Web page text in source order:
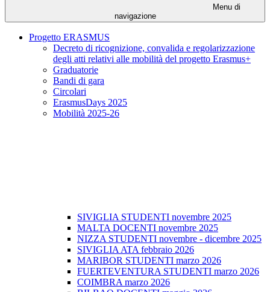
Menu di
navigazione
Progetto ERASMUS
Decreto di ricognizione, convalida e regolarizzazione
degli atti relativi alle mobilità del progetto Erasmus+
Graduatorie
Bandi di gara
Circolari
ErasmusDays 2025
Mobilità 2025-26
SIVIGLIA STUDENTI novembre 2025
MALTA DOCENTI novembre 2025
NIZZA STUDENTI novembre - dicembre 2025
SIVIGLIA ATA febbraio 2026
MARIBOR STUDENTI marzo 2026
FUERTEVENTURA STUDENTI marzo 2026
COIMBRA marzo 2026